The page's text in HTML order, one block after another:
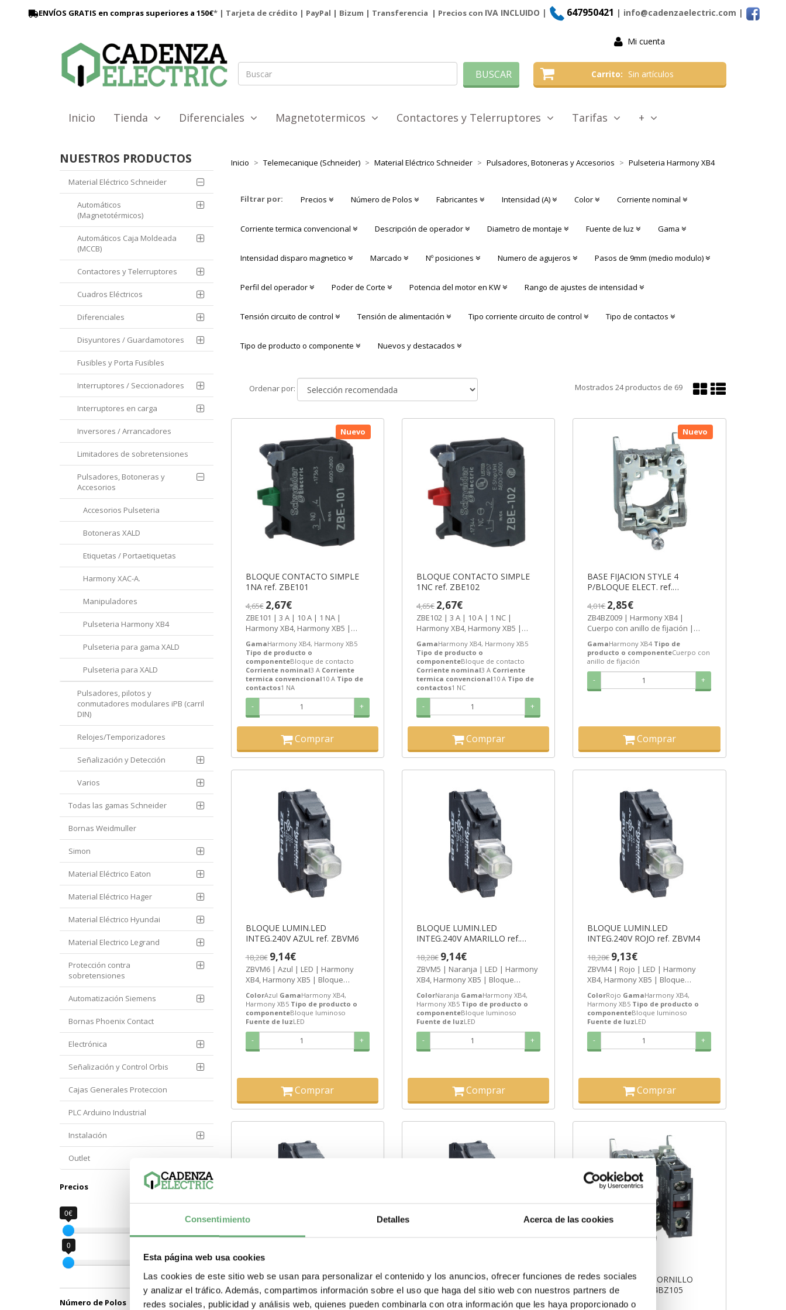
Consentimiento Detalles Acerca de las cookies
Esta página web usa cookies
Las cookies de este sitio web se usan para personalizar el contenido y los anuncios, ofrecer funciones de redes sociales
y analizar el tráfico. Además, compartimos información sobre el uso que haga del sitio web con nuestros partners de
redes sociales, publicidad y análisis web, quienes pueden combinarla con otra información que les haya proporcionado o
ENVÍOS GRATIS en compras superiores a 150€* | Tarjeta de crédito | PayPal | Bizum | Transferencia | Precios con IVA INCLUIDO | 647950421 | info@cadenzaelectric.com |
Mi cuenta
Carrito Sin artículos
BUSCAR
Inicio Tienda Diferenciales Magnetotermicos Contactores y Telerruptores Tarifas +
Inicio Telemecanique (Schneider) Material Eléctrico Schneider Pulsadores, Botoneras y Accesorios Pulseteria Harmony XB4
Filtrar por: Precios Número de Polos Fabricantes Intensidad (A) Color Corriente nominal
Corriente termica convencional Descripción de operador Diametro de montaje Fuente de luz Gama
Intensidad disparo magnetico Marcado Nº posiciones Numero de agujeros Pasos de 9mm (medio modulo)
Perfil del operador Poder de Corte Potencia del motor en KW Rango de ajustes de intensidad
Tensión circuito de control Tensión de alimentación Tipo corriente circuito de control Tipo de contactos
Tipo de producto o componente Nuevos y destacados
Ordenar por:
Ordenar
por
Mostrar
en
Mostrar
en
Mostrados 24productos de 69
BLOQUE CONTACTO SIMPLE
1NA ref. ZBE101
Nuevo
4,65€ 2,67€
ZBE101 | 3 A | 10 A | 1 NA |
Harmony XB4, Harmony XB5 |
Electric...
GamaHarmony XB4, Harmony XB5
Tipo de producto o
componenteBloque de contacto
Corriente nominal3 A Corriente
termica convencional10 A Tipo de
contactos1 NA
- +
Comprar
BLOQUE CONTACTO SIMPLE
1NC ref. ZBE102
4,65€ 2,67€
ZBE102 | 3 A | 10 A | 1 NC |
Harmony XB4, Harmony XB5 |
Electric...
GamaHarmony XB4, Harmony XB5
Tipo de producto o
componenteBloque de contacto
Corriente nominal3 A Corriente
termica convencional10 A Tipo de
contactos1 NC
- +
Comprar
BASE FIJACION STYLE 4
P/BLOQUE ELECT. ref.
Nuevo
4,01€2,85€
ZB4BZ009 | Harmony XB4 |
Cuerpo con anillo de fijación |
STYLE 4...
GamaHarmony XB4 Tipo de
producto o componenteCuerpo con
anillo de fijación
- +
Comprar
BLOQUE LUMIN.LED
INTEG.240V AZUL ref. ZBVM6
18,28€ 9,14€
ZBVM6 | Azul | LED | Harmony
XB4, Harmony XB5 | Bloque
BLOQUE...
ColorAzul GamaHarmony XB4,
Harmony XB5 Tipo de producto o
componenteBloque luminoso
Fuente de luzLED
- +
Comprar
BLOQUE LUMIN.LED
INTEG.240V AMARILLO ref.
18,28€ 9,14€
ZBVM5 | Naranja | LED | Harmony
XB4, Harmony XB5 | Bloque
BLOQUE...
ColorNaranja GamaHarmony XB4,
Harmony XB5 Tipo de producto o
componenteBloque luminoso
Fuente de luzLED
- +
Comprar
BLOQUE LUMIN.LED
INTEG.240V ROJO ref. ZBVM4
18,28€9,13€
ZBVM4 | Rojo | LED | Harmony
XB4, Harmony XB5 | Bloque
BLOQUE...
ColorRojo GamaHarmony XB4,
Harmony XB5 Tipo de producto o
componenteBloque luminoso
Fuente de luzLED
- +
Comprar
BLOQUE LUMINOSO LED 230V
VERDE ref. ZBVM3
BLOQUE LUMIN.LED
INTEG.240V BLANCO ref.
ZBVM1
CUERPO CONEX.TORNILLO
1NA+1NC ref. ZB4BZ105
NUESTROS PRODUCTOS
Material Eléctrico Schneider
Automáticos
(Magnetotérmicos)
Automáticos Caja Moldeada
(MCCB)
Contactores y Telerruptores
Cuadros Eléctricos
Diferenciales
Disyuntores / Guardamotores
Fusibles y Porta Fusibles
Interruptores / Seccionadores
Interruptores en carga
Inversores / Arrancadores
Limitadores de sobretensiones
Pulsadores, Botoneras y
Accesorios
Accesorios Pulseteria
Botoneras XALD
Etiquetas / Portaetiquetas
Harmony XAC-A.
Manipuladores
Pulseteria Harmony XB4
Pulseteria para gama XALD
Pulseteria para XALD
Pulsadores, pilotos y
conmutadores modulares iPB (carril
DIN)
Relojes/Temporizadores
Señalización y Detección
Varios
Todas las gamas Schneider
Bornas Weidmuller
Simon
Material Eléctrico Eaton
Material Eléctrico Hager
Material Eléctrico Hyundai
Material Electrico Legrand
Protección contra
sobretensiones
Automatización Siemens
Bornas Phoenix Contact
Electrónica
Señalización y Control Orbis
Cajas Generales Proteccion
PLC Arduino Industrial
Instalación
Outlet
Precios
0€
0
Número de Polos